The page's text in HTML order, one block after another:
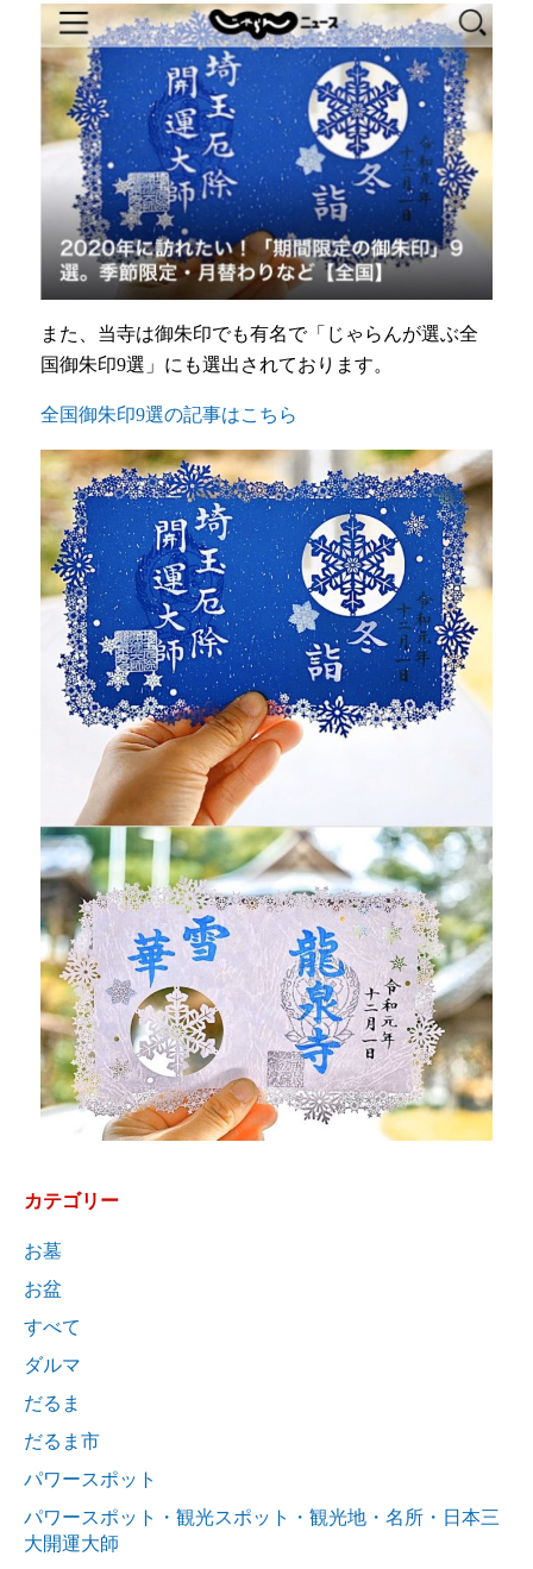
また、当寺は御朱印でも有名で「じゃらんが選ぶ全
国御朱印9選」にも選出されております。
全国御朱印9選の記事はこちら
カテゴリー
お墓
お盆
すべて
ダルマ
だるま
だるま市
パワースポット
パワースポット・観光スポット・観光地・名所・日本三
大開運大師